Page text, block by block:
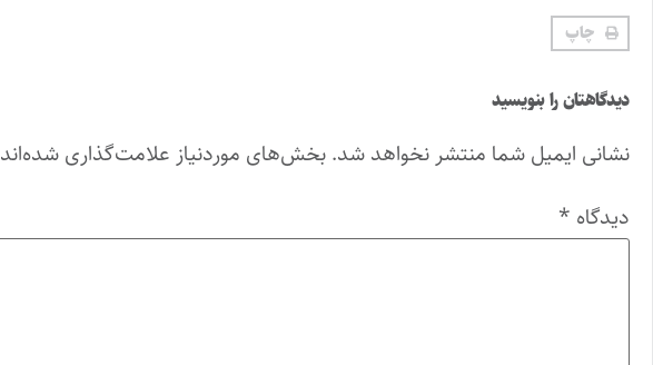
چاپ
دیدگاهتان را بنویسید
نشانی ایمیل شما منتشر نخواهد شد. بخش‌های موردنیاز علامت‌گذاری شده‌اند
دیدگاه *